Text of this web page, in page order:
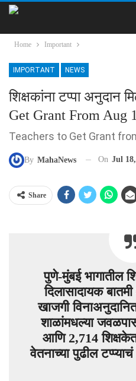
Home Important
IMPORTANT NEWS
शिक्षकांना टप्पा अनुदान
Get Grant From Aug
Teachers to Get Grant
By MahaNews On Jul
Share
पुणे-मुंबई भागातील
दिलासादायक
खाजगी
शाळांमधल्या
आणि 2,714
वेतनाच्या पुढील